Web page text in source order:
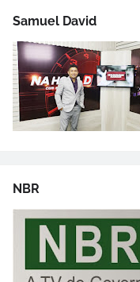
Samuel David
NBR